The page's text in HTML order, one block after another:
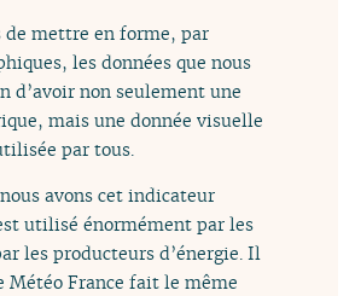
de mettre en forme, par
les données que nous
d’avoir non seulement une
mais une donnée visuelle
par tous.
avons cet indicateur
utilisé énormément par les
les producteurs d’énergie. Il
Météo France fait le même